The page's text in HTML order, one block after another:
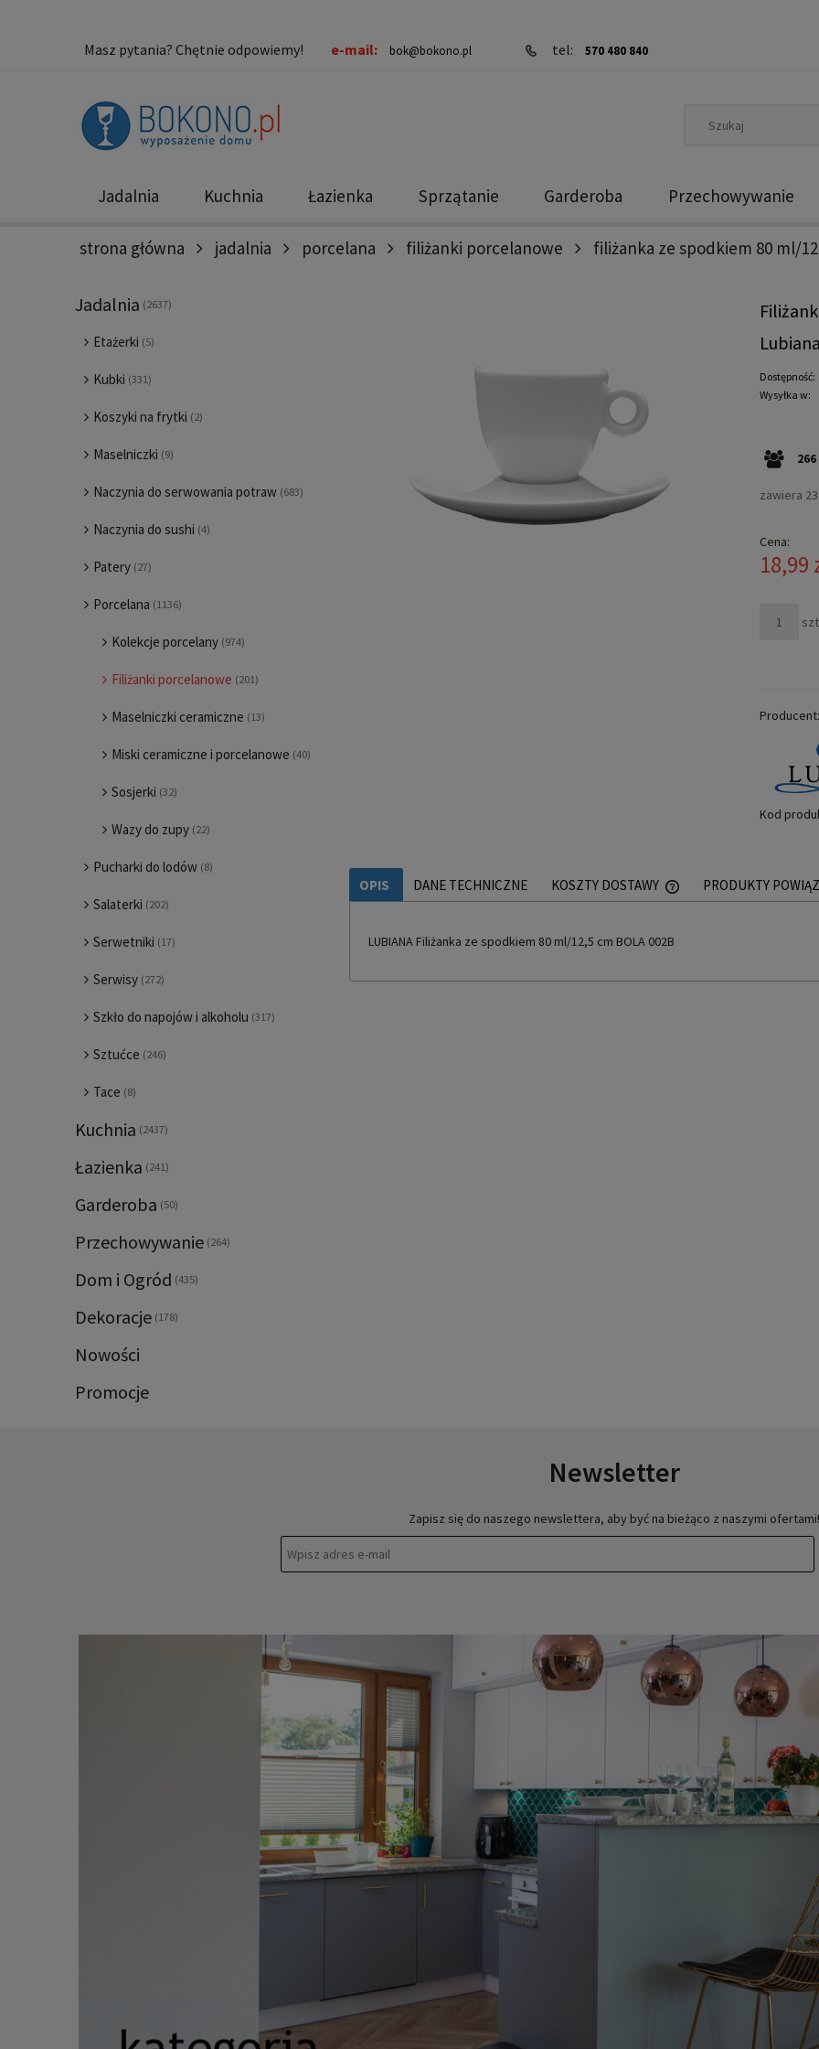
Masz pytania? Chętnie odpowiemy! e-mail: bok@bokono.pl tel: 570 480 840
Jadalnia Kuchnia Łazienka Sprzątanie Garderoba Przechowywanie
Nowości Promocje
strona główna jadalnia porcelana filiżanki porcelanowe filiżanka ze spodkiem 80 ml/
Jadalnia (2637)
Etażerki (5)
Kubki (331)
Koszyki na frytki (2)
Maselniczki (9)
Naczynia do serwowania potraw (683)
Naczynia do sushi (4)
Patery (27)
Porcelana (1136)
Kolekcje porcelany (974)
Filiżanki porcelanowe (201)
Maselniczki ceramiczne (13)
Miski ceramiczne i porcelanowe (40)
Sosjerki (32)
Wazy do zupy (22)
Pucharki do lodów (8)
Salaterki (202)
Serwetniki (17)
Serwisy (272)
Szkło do napojów i alkoholu (317)
Sztućce (246)
Tace (8)
Kuchnia (2437)
Łazienka (241)
Garderoba (50)
Przechowywanie (264)
Dom i Ogród (435)
Dekoracje (178)
Nowości
Promocje
Lubiana
Dostępność:
Wysyłka w:
266
zawiera
Cena:
18,99
Producent:
Kod
OPIS DANE TECHNICZNE KOSZTY DOSTAWY PRODUKTY
LUBIANA Filiżanka ze spodkiem 80 ml/12,5 cm BOLA 002B
Newsletter
Zapisz się do naszego newslettera, aby być na bieżąco z naszymi ofertami!